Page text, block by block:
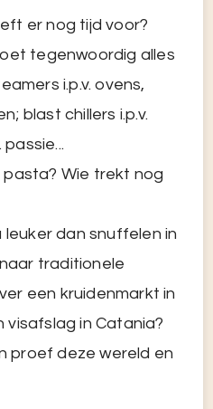
er nog tijd voor?
tegenwoordig alles
i.p.v. ovens,
blast chillers i.p.v.
Wie trekt nog
leuker dan snuffelen in
traditionele
een kruidenmarkt in
visafslag in Catania?
proef deze wereld en